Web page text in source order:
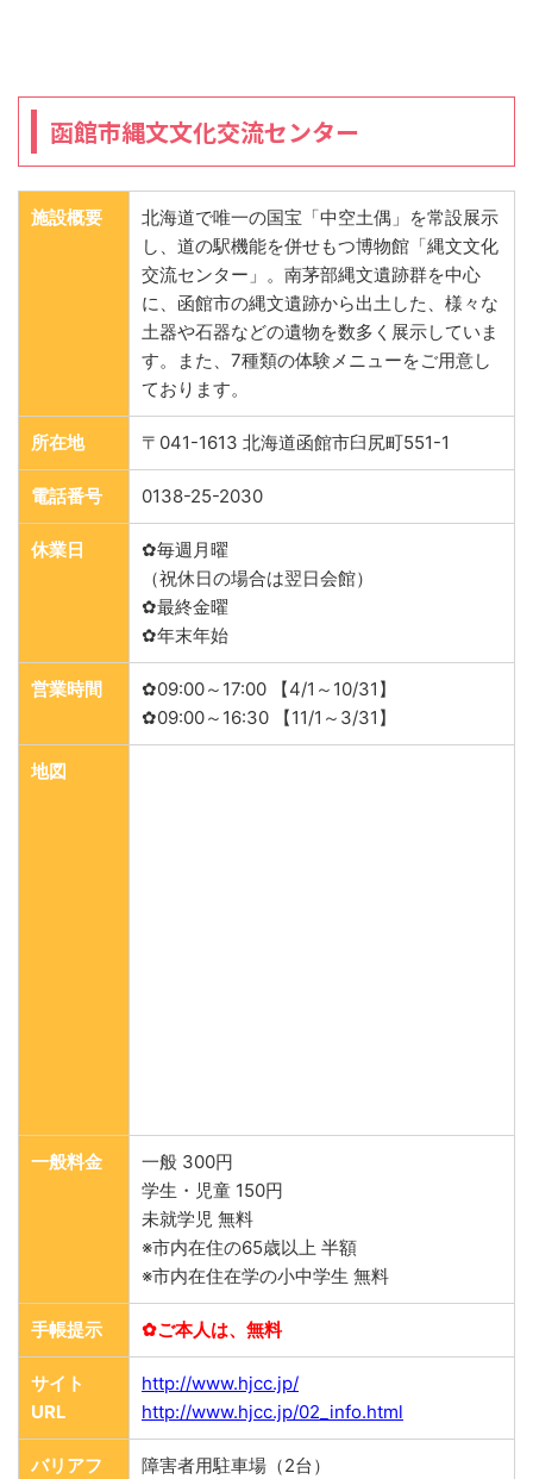
函館市縄文文化交流センター
施設概要
北海道で唯一の国宝「中空土偶」を常設展示
し、道の駅機能を併せもつ博物館「縄文文化
交流センター」。南茅部縄文遺跡群を中心
に、函館市の縄文遺跡から出土した、様々な
土器や石器などの遺物を数多く展示していま
す。また、7種類の体験メニューをご用意し
ております。
所在地 〒041-1613 北海道函館市臼尻町551-1
電話番号 0138-25-2030
休業日
✿毎週月曜
（祝休日の場合は翌日会館）
✿最終金曜
✿年末年始
営業時間
✿09:00～17:00 【4/1～10/31】
✿09:00～16:30 【11/1～3/31】
地図
一般料金
一般 300円
学生・児童 150円
未就学児 無料
※市内在住の65歳以上 半額
※市内在住在学の小中学生 無料
手帳提示 ✿ご本人は、無料
サイト
URL
http://www.hjcc.jp/
http://www.hjcc.jp/02_info.html
バリアフ 障害者用駐車場（2台）